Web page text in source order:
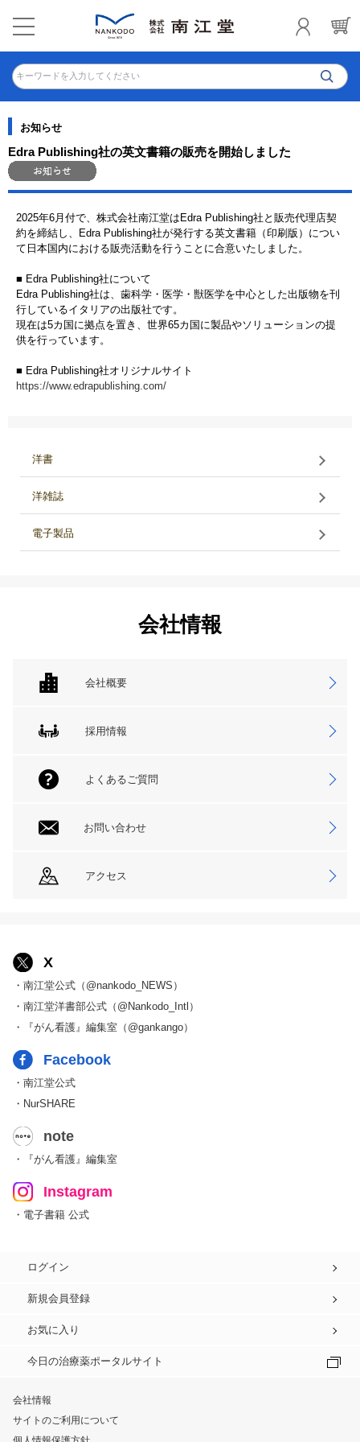
キーワードを入力してください
お知らせ
Edra Publishing社の英文書籍の販売を開始しました
2025年6月付で、株式会社南江堂はEdra Publishing社と販売代理店契
約を締結し、Edra Publishing社が発行する英文書籍（印刷版）につい
て日本国内における販売活動を行うことに合意いたしました。
■ Edra Publishing社について
Edra Publishing社は、歯科学・医学・獣医学を中心とした出版物を刊
行しているイタリアの出版社です。
現在は5カ国に拠点を置き、世界65カ国に製品やソリューションの提
供を行っています。
■ Edra Publishing社オリジナルサイト
https://www.edrapublishing.com/
洋書
洋雑誌
電子製品
会社情報
会社概要
採用情報
よくあるご質問
お問い合わせ
アクセス
X
・南江堂公式（@nankodo_NEWS）
・南江堂洋書部公式（@Nankodo_Intl）
・『がん看護』編集室（@gankango）
Facebook
・南江堂公式
・NurSHARE
note
・『がん看護』編集室
Instagram
・電子書籍 公式
ログイン
新規会員登録
お気に入り
今日の治療薬ポータルサイト
会社情報
サイトのご利用について